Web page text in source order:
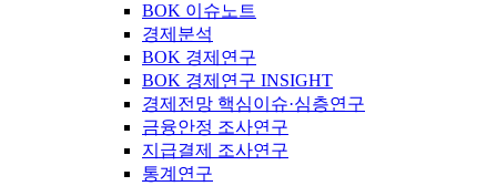
BOK 이슈노트
경제분석
BOK 경제연구
BOK 경제연구 INSIGHT
경제전망 핵심이슈·심층연구
금융안정 조사연구
지급결제 조사연구
통계연구